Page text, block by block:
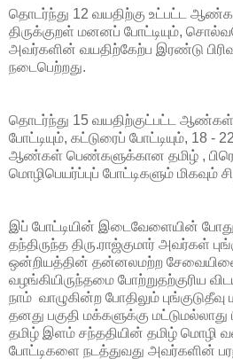
தொடர்ந்து 12 வயதிற்கு உட்பட்ட
திருக்குறள் மனனப் போட்டியும்,
அவர்களின் வயதிற்கேற்ப இரண்டு
நடைபெற்றது.
தொடர்ந்து 15 வயதிற்குட்பட்ட
போட்டியும், கட்டுரைப் போட்டியும், 18 -
ஆண்கள் பெண்களுக்கான தமிழ் ,
மொழிபெயர்ப்புப் போட்டிகளும் மிகவும்
இப் போட்டியின் இடைவேளையின்
தந்திருந்த திரு.ராஜ்குமார் அவர்கள்
ஒன்றியத்தின் தன்னலமற்ற சேவையினைப்
வழங்கியிருந்தமை போற்றுதற்குரிய
நாம் வாழுகின்ற போதிலும்
தனது பகுதி மக்களுக்கு
தமிழ் இளம் சந்ததியின் தமிழ் மொழி
போட்டிகளை நடத்துவது அவர்களின்